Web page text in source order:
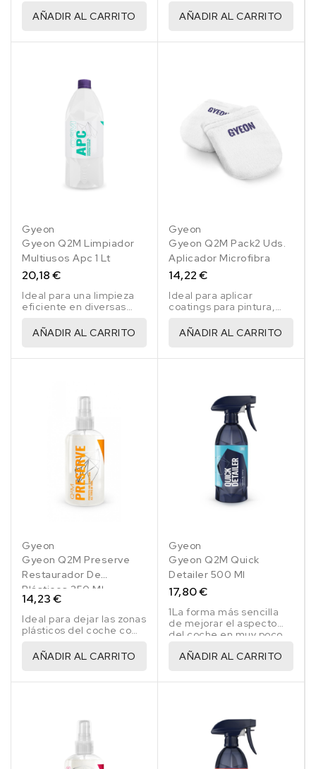
AÑADIR AL CARRITO
AÑADIR AL CARRITO
Gyeon
Gyeon Q2M Limpiador
Multiusos Apc 1 Lt
20,18 €
Ideal para una limpieza
eficiente en diversas
AÑADIR AL CARRITO
Gyeon
Gyeon Q2M Pack2 Uds.
Aplicador Microfibra
14,22 €
Ideal para aplicar
coatings para pintura,
gelcoat, etc..
AÑADIR AL CARRITO
Gyeon
Gyeon Q2M Preserve
Restaurador De
Plásticos 250 Ml
14,23 €
Ideal para dejar las zonas
plásticos del coche como
AÑADIR AL CARRITO
Gyeon
Gyeon Q2M Quick
Detailer 500 Ml
17,80 €
1La forma más sencilla
de mejorar el aspecto
del coche en muy poco
AÑADIR AL CARRITO